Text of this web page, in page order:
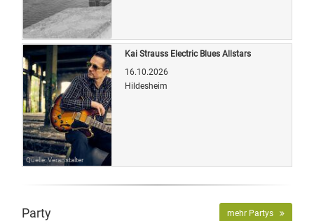
Quelle: Veranstalter
Quelle: Veranstalter
Kai Strauss Electric Blues Allstars
16.10.2026
Hildesheim
Party mehr Partys